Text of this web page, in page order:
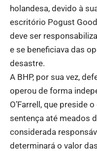
holandesa, devido à
escritório Pogust
deve ser
e se beneficiava das
desastre.
A BHP, por sua vez,
operou de forma
O’Farrell, que preside
sentença até meados
considerada
determinará o valor